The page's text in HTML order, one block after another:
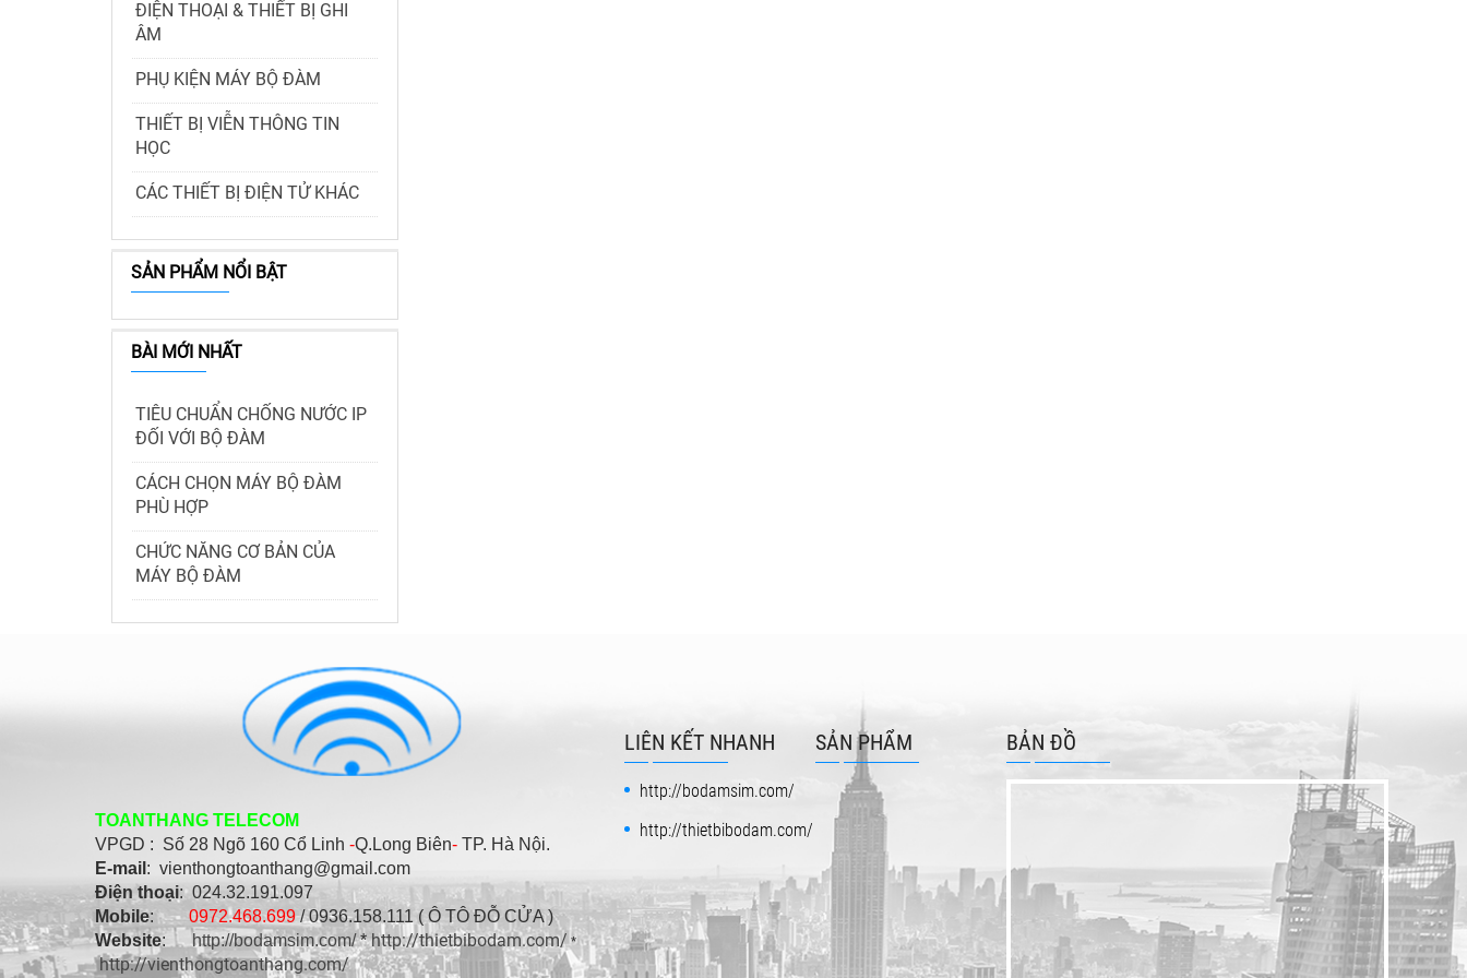
ĐIỆN THOẠI & THIẾT BỊ GHI
ÂM
PHỤ KIỆN MÁY BỘ ĐÀM
THIẾT BỊ VIỄN THÔNG TIN
HỌC
CÁC THIẾT BỊ ĐIỆN TỬ KHÁC
SẢN PHẨM NỔI BẬT
BÀI MỚI NHẤT
TIÊU CHUẨN CHỐNG NƯỚC IP
ĐỐI VỚI BỘ ĐÀM
CÁCH CHỌN MÁY BỘ ĐÀM
PHÙ HỢP
CHỨC NĂNG CƠ BẢN CỦA
MÁY BỘ ĐÀM
TOANTHANG TELECOM
VPGD : Số 28 Ngõ 160 Cổ Linh -Q.Long Biên- TP. Hà Nội.
E-mail : vienthongtoanthang@gmail.com
Điện thoại: 024.32.191.097
Mobile: 0972.468.699/ 0936.158.111 ( Ô TÔ ĐỖ CỬA )
Website:http://bodamsim.com/*http://thietbibodam.com/*
http://vienthongtoanthang.com/
LIÊN KẾT NHANH
http://bodamsim.com/
http://thietbibodam.com/
SẢN PHẨM BẢN ĐỒ